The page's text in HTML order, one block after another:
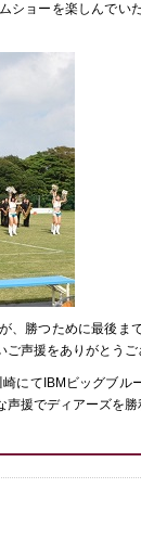
ショーを楽しんでい
、勝つために最後ま
声援をありがとうご
にてIBMビッグブ
援でディアーズを勝